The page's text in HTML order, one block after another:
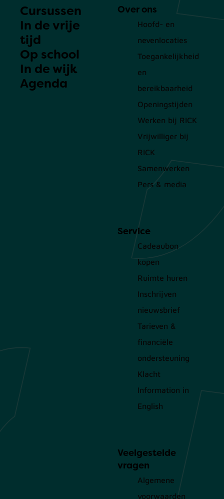
Cursussen
In de vrije
tijd
Op school
In de wijk
Agenda
Over ons
Hoofd- en
nevenlocaties
Toegankelijkheid
en
bereikbaarheid
Openingstijden
Werken bij RICK
Vrijwilliger bij
RICK
Samenwerken
Pers & media
Service
Cadeaubon
kopen
Ruimte huren
Inschrijven
nieuwsbrief
Tarieven &
financiële
ondersteuning
Klacht
Information in
English
Veelgestelde
vragen
Algemene
voorwaarden